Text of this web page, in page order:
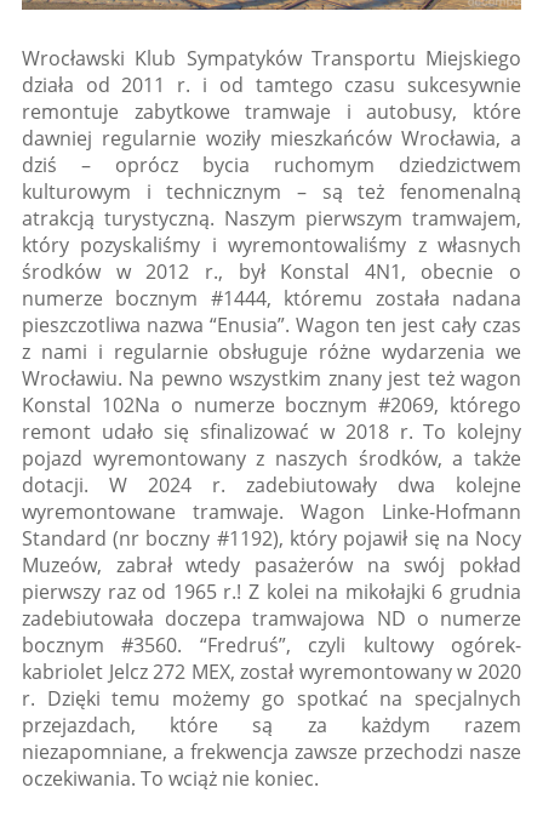
Wrocławski Klub Sympatyków Transportu Miejskiego
działa od 2011 r. i od tamtego czasu sukcesywnie
remontuje zabytkowe tramwaje i autobusy, które
dawniej regularnie woziły mieszkańców Wrocławia, a
dziś – oprócz bycia ruchomym dziedzictwem
kulturowym i technicznym – są też fenomenalną
atrakcją turystyczną. Naszym pierwszym tramwajem,
który pozyskaliśmy i wyremontowaliśmy z własnych
środków w 2012 r., był Konstal 4N1, obecnie o
numerze bocznym #1444, któremu została nadana
pieszczotliwa nazwa “Enusia”. Wagon ten jest cały czas
z nami i regularnie obsługuje różne wydarzenia we
Wrocławiu. Na pewno wszystkim znany jest też wagon
Konstal 102Na o numerze bocznym #2069, którego
remont udało się sfinalizować w 2018 r. To kolejny
pojazd wyremontowany z naszych środków, a także
dotacji. W 2024 r. zadebiutowały dwa kolejne
wyremontowane tramwaje. Wagon Linke-Hofmann
Standard (nr boczny #1192), który pojawił się na Nocy
Muzeów, zabrał wtedy pasażerów na swój pokład
pierwszy raz od 1965 r.! Z kolei na mikołajki 6 grudnia
zadebiutowała doczepa tramwajowa ND o numerze
bocznym #3560. “Fredruś”, czyli kultowy ogórek-
kabriolet Jelcz 272 MEX, został wyremontowany w 2020
r. Dzięki temu możemy go spotkać na specjalnych
przejazdach, które są za każdym razem
niezapomniane, a frekwencja zawsze przechodzi nasze
oczekiwania. To wciąż nie koniec.